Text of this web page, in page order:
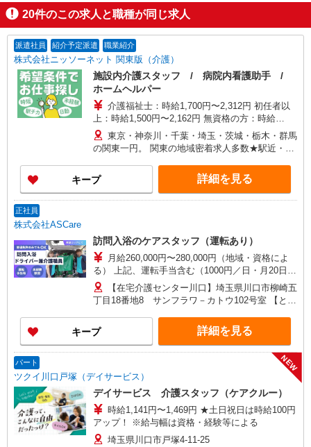
20件のこの求人と職種が同じ求人
派遣社員 紹介予定派遣 職業紹介
株式会社ニッソーネット 関東版（介護）
施設内介護スタッフ / 病院内看護助手 /
ホームヘルパー
介護福祉士：時給1,700円〜2,312円 初任者以
上：時給1,500円〜2,162円 無資格の方：時給
1,350円〜1,925円 ※給与幅は勤務先による +交通
費、諸手当（勤務先による） +0円で介護資格が取
れる （別途規定） ★給与日払い制度あり！
東京・神奈川・千葉・埼玉・茨城・栃木・群馬
の関東一円。 関東の地域密着求人多数★駅近・家
キープ 詳細を見る
正社員
株式会社ASCare
訪問入浴のケアスタッフ（運転あり）
月給260,000円〜280,000円（地域・資格によ
る） 上記、運転手当含む（1000円／日・月20日換
算） ★介護福祉士の方は月給20,000円加算（資格
手当） 別途交通費支給（30,000円上限／月） 別途
残業手当（月平均残業時間15時間）残業代全額支
給
【在宅介護センター川口】埼玉県川口市柳崎五
丁目18番地8 サンフラワ－カトウ102号室 【とこ
川ビル1階 【在宅介護センター加須】埼玉県加須
市花崎一丁目23番地10 【在宅介護センター上尾】
埼玉県上尾市上町一丁目11番地20 伊藤店舗1階
【与野営業所】埼玉県さいたま市中央区本町東四
丁目2番地2 AMENITYHOUSE 【在宅介護センタ
ー春日部】埼玉県春日部市粕壁東二丁目3番地40
グレースヒル橋本202号室
キープ 詳細を見る
パート
ツクイ川口戸塚（デイサービス）
NEW
デイサービス 介護スタッフ（ケアクルー）
時給1,141円〜1,469円 ★土日祝日は時給100円
アップ！ ※給与幅は資格・経験等による
埼玉県川口市戸塚4-11-25